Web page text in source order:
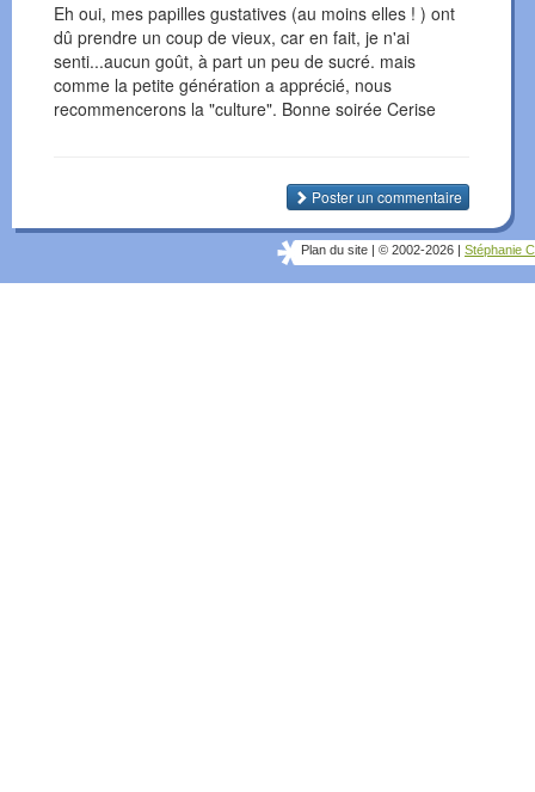
Eh oui, mes papilles gustatives (au moins elles ! ) ont
dû prendre un coup de vieux, car en fait, je n'ai
senti...aucun goût, à part un peu de sucré. mais
comme la petite génération a apprécié, nous
recommencerons la "culture". Bonne soirée Cerise
Poster un commentaire
Plan du site © 2002-2026 Stéphanie C